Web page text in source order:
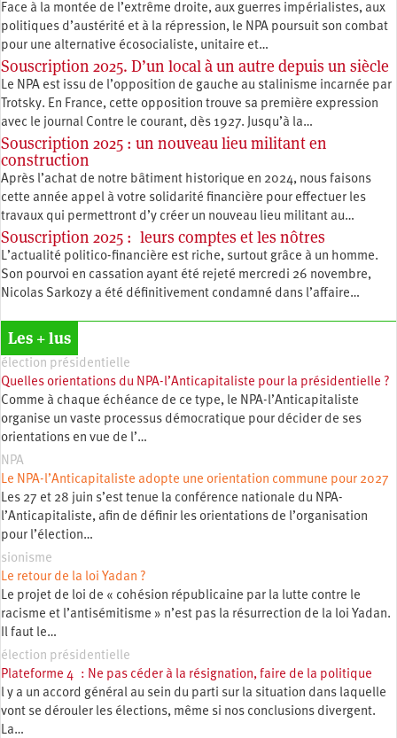
Face à la montée de l’extrême droite, aux guerres impérialistes, aux
politiques d’austérité et à la répression, le NPA poursuit son combat
pour une alternative écosocialiste, unitaire et…
Souscription 2025. D’un local à un autre depuis un siècle
Le NPA est issu de l’opposition de gauche au stalinisme incarnée par
Trotsky. En France, cette opposition trouve sa première expression
avec le journal Contre le courant, dès 1927. Jusqu’à la…
Souscription 2025 : un nouveau lieu militant en
construction
Après l’achat de notre bâtiment historique en 2024, nous faisons
cette année appel à votre solidarité financière pour effectuer les
travaux qui permettront d’y créer un nouveau lieu militant au…
Souscription 2025 : leurs comptes et les nôtres
L’actualité politico-financière est riche, surtout grâce à un homme.
Son pourvoi en cassation ayant été rejeté mercredi 26 novembre,
Nicolas Sarkozy a été définitivement condamné dans l’affaire…
Les + lus
élection présidentielle
Quelles orientations du NPA-l’Anticapitaliste pour la présidentielle ?
Comme à chaque échéance de ce type, le NPA-l’Anticapitaliste
organise un vaste processus démocratique pour décider de ses
orientations en vue de l’…
NPA
Le NPA-l’Anticapitaliste adopte une orientation commune pour 2027
Les 27 et 28 juin s’est tenue la conférence nationale du NPA-
l’Anticapitaliste, afin de définir les orientations de l’organisation
pour l’élection…
sionisme
Le retour de la loi Yadan ?
Le projet de loi de « cohésion républicaine par la lutte contre le
racisme et l’antisémitisme » n’est pas la résurrection de la loi Yadan.
Il faut le…
élection présidentielle
Plateforme 4 : Ne pas céder à la résignation, faire de la politique
l y a un accord général au sein du parti sur la situation dans laquelle
vont se dérouler les élections, même si nos conclusions divergent.
La…